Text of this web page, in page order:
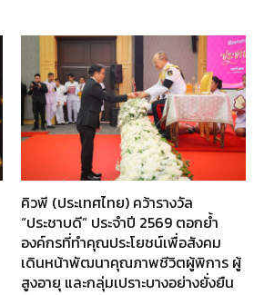
คิวพี (ประเทศไทย) คว้ารางวัล
“ประชาบดี” ประจำปี 2569 ตอกย้ำ
องค์กรที่ทำคุณประโยชน์เพื่อสังคม
เดินหน้าพัฒนาคุณภาพชีวิตผู้พิการ ผู้
สูงอายุ และกลุ่มเปราะบางอย่างยั่งยืน